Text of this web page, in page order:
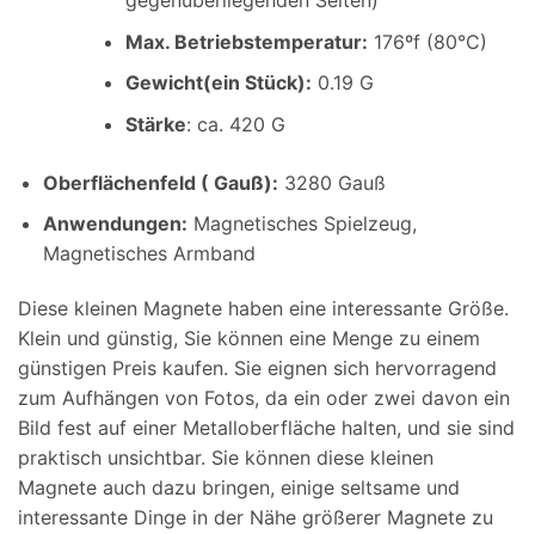
Max. Betriebstemperatur: 176ºf (80°C)
Gewicht(ein Stück): 0.19 G
Stärke: ca. 420 G
Oberflächenfeld ( Gauß): 3280 Gauß
Anwendungen: Magnetisches Spielzeug,
Magnetisches Armband
Diese kleinen Magnete haben eine interessante Größe.
Klein und günstig, Sie können eine Menge zu einem
günstigen Preis kaufen. Sie eignen sich hervorragend
zum Aufhängen von Fotos, da ein oder zwei davon ein
Bild fest auf einer Metalloberfläche halten, und sie sind
praktisch unsichtbar. Sie können diese kleinen
Magnete auch dazu bringen, einige seltsame und
interessante Dinge in der Nähe größerer Magnete zu